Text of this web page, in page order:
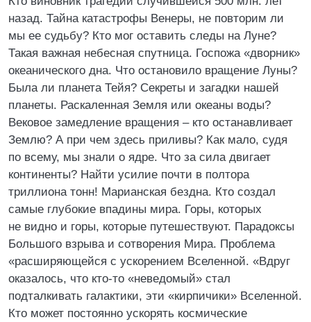
назад. Тайна катастрофы Венеры, не повторим ли
мы ее судьбу? Кто мог оставить следы на Луне?
Такая важная небесная спутница. Госпожа «дворник»
океанического дна. Что остановило вращение Луны?
Была ли планета Тейя? Секреты и загадки нашей
планеты. Раскаленная Земля или океаны воды?
Вековое замедление вращения – кто останавливает
Землю? А при чем здесь приливы? Как мало, судя
по всему, мы знали о ядре. Что за сила двигает
континенты? Найти усилие почти в полтора
триллиона тонн! Марианская бездна. Кто создал
самые глубокие впадины мира. Горы, которых
не видно и горы, которые путешествуют. Парадоксы
Большого взрыва и сотворения Мира. Проблема
«расширяющейся с ускорением Вселенной. «Вдруг
оказалось, что кто-то «неведомый» стал
подталкивать галактики, эти «кирпичики» Вселенной.
Кто может постоянно ускорять космические